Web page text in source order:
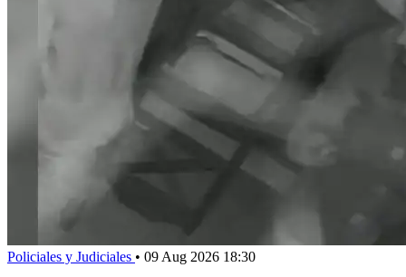
Policiales y Judiciales • 09 Aug 2026 18:30